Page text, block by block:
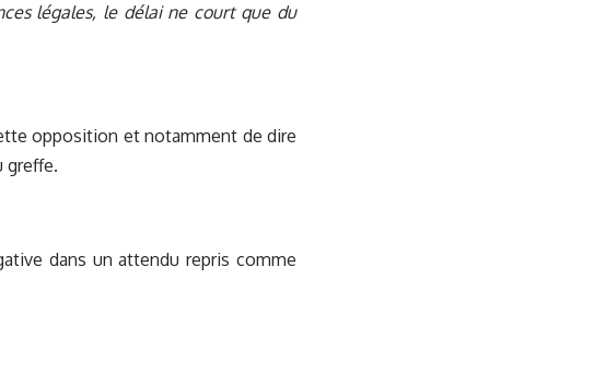
légales, le délai ne court que du
opposition et notamment de dire
greffe.
dans un attendu repris comme